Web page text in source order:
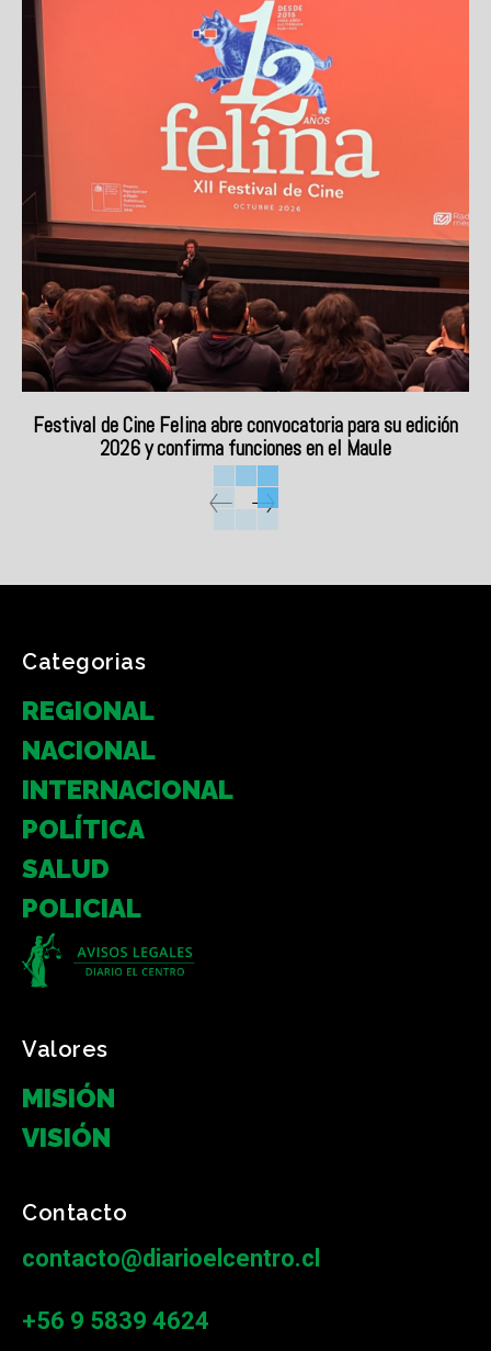
Festival de Cine Felina abre convocatoria para su edición
2026 y confirma funciones en el Maule
Categorias
REGIONAL
NACIONAL
INTERNACIONAL
POLÍTICA
SALUD
POLICIAL
Valores
MISIÓN
VISIÓN
Contacto
contacto@diarioelcentro.cl
+56 9 5839 4624